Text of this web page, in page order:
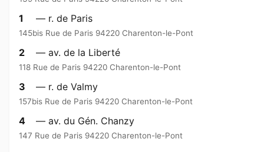
1 — r. de Paris
145bis Rue de Paris 94220 Charenton-le-Pont
2 — av. de la Liberté
118 Rue de Paris 94220 Charenton-le-Pont
3 — r. de Valmy
157bis Rue de Paris 94220 Charenton-le-Pont
4 — av. du Gén. Chanzy
147 Rue de Paris 94220 Charenton-le-Pont